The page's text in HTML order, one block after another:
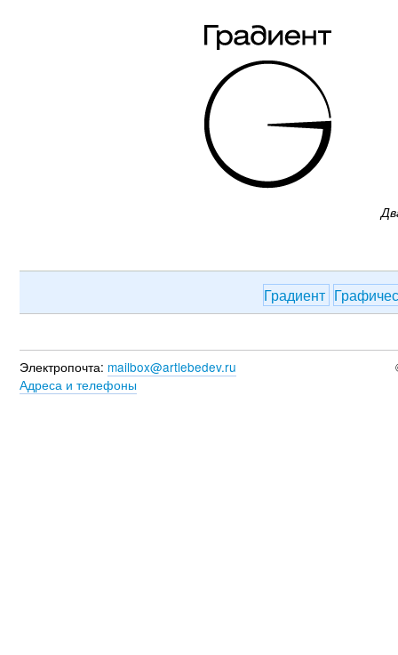
Градиент
Электропочта: mailbox@artlebedev.ru
Адреса и телефоны